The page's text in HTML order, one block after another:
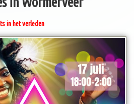
in het verleden